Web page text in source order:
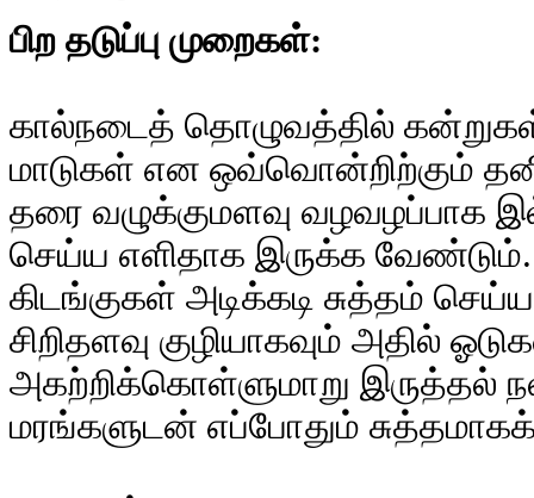
பிற தடுப்பு முறைகள்:
கால்நடைத் தொழுவத்தில்
மாடுகள் என ஒவ்வொன்றிற்கும்
தரை வழுக்குமளவு வழவழப்பாக
செய்ய எளிதாக இருக்க வேண்டும்.
கிடங்குகள் அடிக்கடி சுத்தம்
சிறிதளவு குழியாகவும் அதில்
அகற்றிக்கொள்ளுமாறு இருத்தல்
மரங்களுடன் எப்போதும்